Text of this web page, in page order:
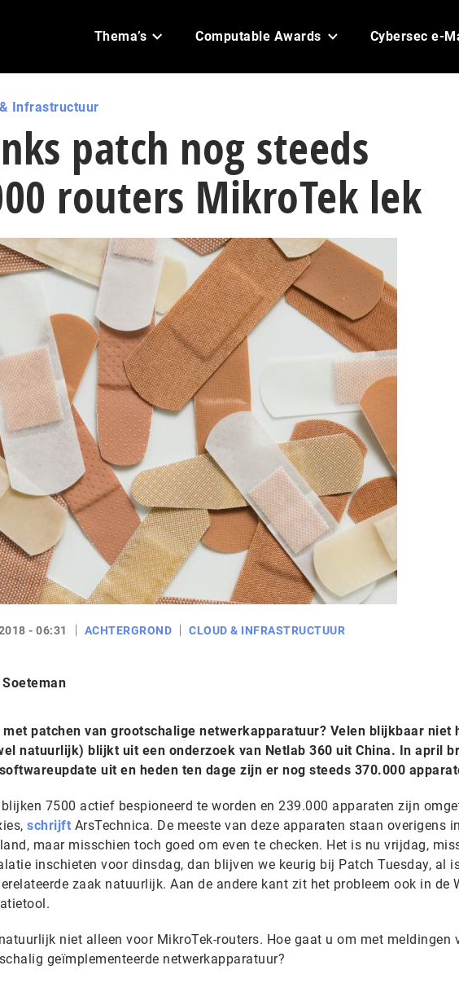
Thema’s Computable Awards Cybersec e-
Infrastructuur
patch nog steeds
routers MikroTek lek
- 06:31 ACHTERGROND CLOUD & INFRASTRUCTUUR
met patchen van grootschalige netwerkapparatuur? Velen blijkbaar niet
natuurlijk) blijkt uit een onderzoek van Netlab 360 uit China. In april
uit en heden ten dage zijn er nog steeds 370.000
7500 actief bespioneerd te worden en 239.000 apparaten zijn
schrijft ArsTechnica. De meeste van deze apparaten staan overigens in
maar misschien toch goed om even te checken. Het is nu vrijdag,
inschieten voor dinsdag, dan blijven we keurig bij Patch Tuesday, al
zaak natuurlijk. Aan de andere kant zit het probleem ook in de
niet alleen voor MikroTek-routers. Hoe gaat u om met meldingen
geïmplementeerde netwerkapparatuur?